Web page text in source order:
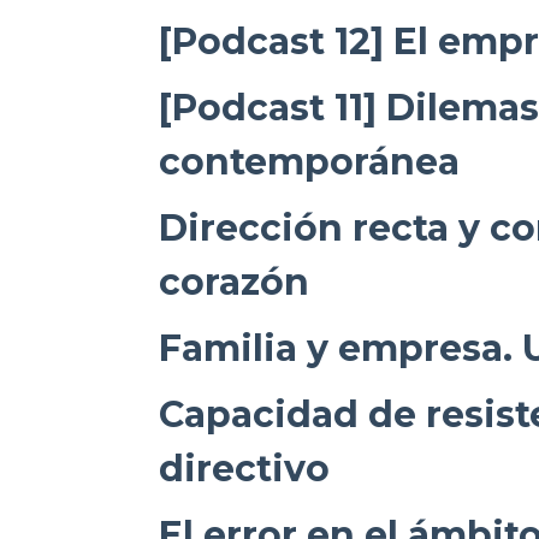
[Podcast 12] El
[Podcast 11]
contemporánea
Dirección recta y
corazón
Familia y empresa.
Capacidad de
directivo